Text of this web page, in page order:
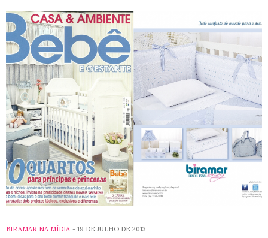
BIRAMAR NA MÍDIA 19 DE JULHO DE 2013